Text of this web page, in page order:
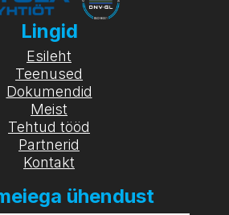
Lingid
Esileht
Teenused
Dokumendid
Meist
Tehtud tööd
Partnerid
Kontakt
ühendust